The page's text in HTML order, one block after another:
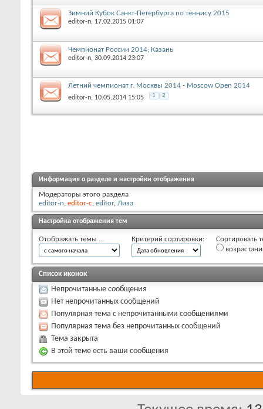
Зимний Кубок Санкт-Петербурга по теннису 2015
editor-n, 17.02.2015 01:07
Чемпионат России 2014; Казань
editor-n, 30.09.2014 23:07
Летний чемпионат г. Москвы 2014 - Moscow Open 2014
editor-n, 10.05.2014 15:05 1 2
Информация о разделе и настройки отображения
Модераторы этого раздела
editor-n, editor-c, editor, Лиза
Настройка отображения тем
Отображать темы ... Критерий сортировки:
Сортировать
Список иконок
Непрочитанные сообщения
Нет непрочитанных сообщений
Популярная тема с непрочитанными сообщениями
Популярная тема без непрочитанных сообщений
Тема закрыта
В этой теме есть ваши сообщения